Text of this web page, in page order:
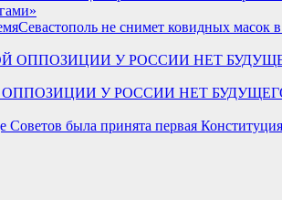
Севастополь не снимет ковидных масок
ОППОЗИЦИИ У РОССИИ НЕТ